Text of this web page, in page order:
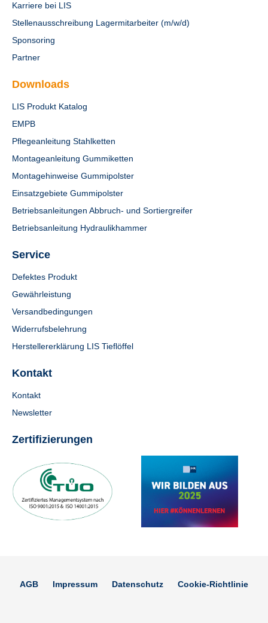
Karriere bei LIS
Stellenausschreibung Lagermitarbeiter (m/w/d)
Sponsoring
Partner
Downloads
LIS Produkt Katalog
EMPB
Pflegeanleitung Stahlketten
Montageanleitung Gummiketten
Montagehinweise Gummipolster
Einsatzgebiete Gummipolster
Betriebsanleitungen Abbruch- und Sortiergreifer
Betriebsanleitung Hydraulikhammer
Service
Defektes Produkt
Gewährleistung
Versandbedingungen
Widerrufsbelehrung
Herstellererklärung LIS Tieflöffel
Kontakt
Kontakt
Newsletter
Zertifizierungen
AGB Impressum Datenschutz Cookie-Richtlinie